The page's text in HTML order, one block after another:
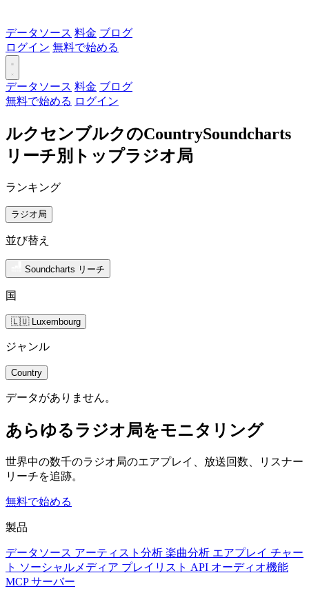
データソース 料金 ブログ
ログイン 無料で始める
データソース 料金 ブログ
無料で始める ログイン
ルクセンブルクのCountrySoundcharts
リーチ別トップラジオ局
ランキング
ラジオ局
並び替え
Soundcharts リーチ
国
🇱🇺 Luxembourg
ジャンル
Country
データがありません。
あらゆるラジオ局をモニタリング
世界中の数千のラジオ局のエアプレイ、放送回数、リスナー
リーチを追跡。
無料で始める
製品
データソース アーティスト分析 楽曲分析 エアプレイ チャー
ト ソーシャルメディア プレイリスト API オーディオ機能
MCP サーバー